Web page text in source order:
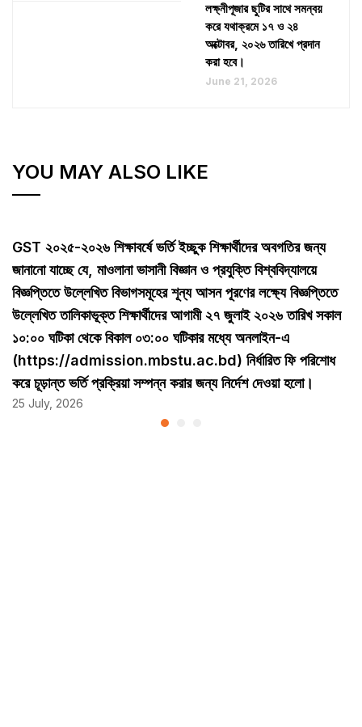
লক্ষ্নীপূজার ছুটির সাথে সমন্বয়
করে যথাক্রমে ১৭ ও ২৪
অক্টোবর, ২০২৬ তারিখে প্রদান
করা হবে।
June 21, 2026
YOU MAY ALSO LIKE
GST ২০২৫-২০২৬ শিক্ষাবর্ষে ভর্তি ইচ্ছুক শিক্ষার্থীদের অবগতির জন্য
জানানো যাচ্ছে যে, মাওলানা ভাসানী বিজ্ঞান ও প্রযুক্তি বিশ্ববিদ্যালয়ে
বিজ্ঞপ্তিতে উল্লেখিত বিভাগসমূহের শূন্য আসন পূরণের লক্ষ্যে বিজ্ঞপ্তিতে
উল্লেখিত তালিকাভূক্ত শিক্ষার্থীদের আগামী ২৭ জুলাই ২০২৬ তারিখ সকাল
১০:০০ ঘটিকা থেকে বিকাল ০৩:০০ ঘটিকার মধ্যে অনলাইন-এ
(https://admission.mbstu.ac.bd) নির্ধারিত ফি পরিশোধ
করে চূড়ান্ত ভর্তি প্রক্রিয়া সম্পন্ন করার জন্য নির্দেশ দেওয়া হলো।
25 July, 2026